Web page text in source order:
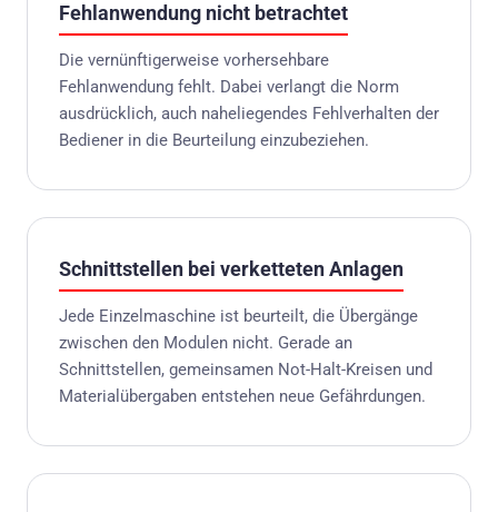
Fehlanwendung nicht betrachtet
Die vernünftigerweise vorhersehbare
Fehlanwendung fehlt. Dabei verlangt die Norm
ausdrücklich, auch naheliegendes Fehlverhalten der
Bediener in die Beurteilung einzubeziehen.
Schnittstellen bei verketteten Anlagen
Jede Einzelmaschine ist beurteilt, die Übergänge
zwischen den Modulen nicht. Gerade an
Schnittstellen, gemeinsamen Not-Halt-Kreisen und
Materialübergaben entstehen neue Gefährdungen.